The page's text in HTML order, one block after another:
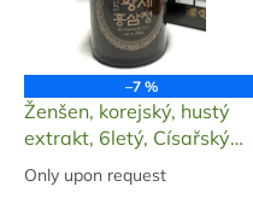
–7 %
Ženšen, korejský, hustý
extrakt, 6letý, Císařský
ženšen, 250 g
The
Only upon request